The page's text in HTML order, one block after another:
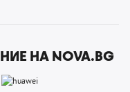
НА NOVA.BG